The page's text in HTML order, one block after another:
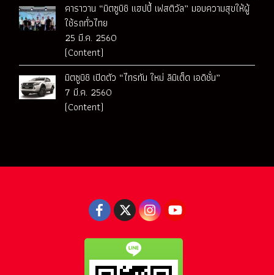
คาราวาน “มิตซูบิชิ แฮปปี้ เฟสติวัล” มอบความสุขให้ผู้
ใช้รถทั่วไทย
25 มี.ค. 2560
(Content)
มิตซูบิชิ เปิดตัว “ไทรทัน ใหม่ ลิมิเต็ด เอดิชั่น”
7 มี.ค. 2560
(Content)